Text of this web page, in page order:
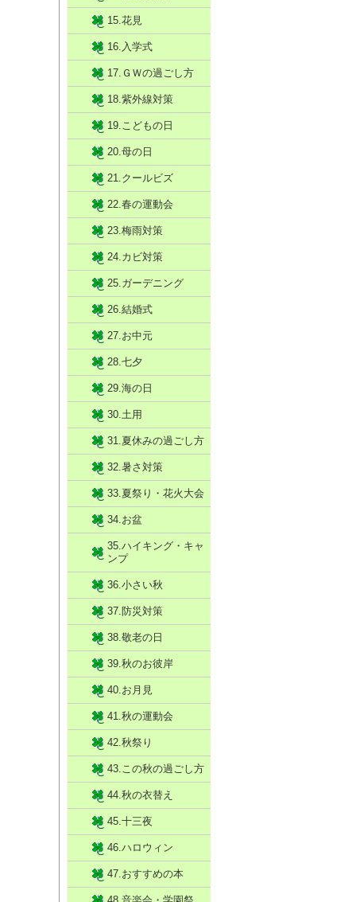
15.花見
16.入学式
17.ＧＷの過ごし方
18.紫外線対策
19.こどもの日
20.母の日
21.クールビズ
22.春の運動会
23.梅雨対策
24.カビ対策
25.ガーデニング
26.結婚式
27.お中元
28.七夕
29.海の日
30.土用
31.夏休みの過ごし方
32.暑さ対策
33.夏祭り・花火大会
34.お盆
35.ハイキング・キャ
ンプ
36.小さい秋
37.防災対策
38.敬老の日
39.秋のお彼岸
40.お月見
41.秋の運動会
42.秋祭り
43.この秋の過ごし方
44.秋の衣替え
45.十三夜
46.ハロウィン
47.おすすめの本
48.音楽会・学園祭